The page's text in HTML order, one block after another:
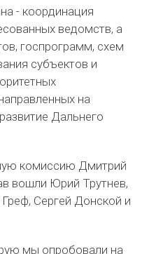
- координация
ведомств, а
госпрограмм, схем
субъектов и
на
Дальнего
комиссию Дмитрий
вошли Юрий Трутнев,
Сергей Донской и
мы опробовали на